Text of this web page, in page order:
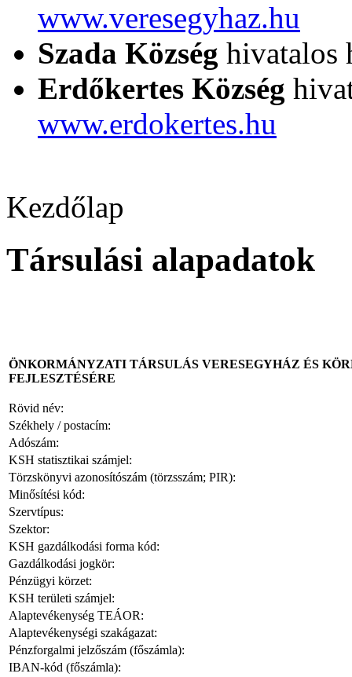
www.veresegyhaz.hu
Szada Község hivatalos
Erdőkertes Község
www.erdokertes.hu
Kezdőlap
Társulási alapadatok
ÖNKORMÁNYZATI TÁRSULÁS VERESEGYHÁZ ÉS
FEJLESZTÉSÉRE
Rövid név:
Székhely / postacím:
Adószám:
KSH statisztikai számjel:
Törzskönyvi azonosítószám (törzsszám; PIR):
Minősítési kód:
Szervtípus:
Szektor:
KSH gazdálkodási forma kód:
Gazdálkodási jogkör:
Pénzügyi körzet:
KSH területi számjel:
Alaptevékenység TEÁOR:
Alaptevékenységi szakágazat:
Pénzforgalmi jelzőszám (főszámla):
IBAN-kód (főszámla):